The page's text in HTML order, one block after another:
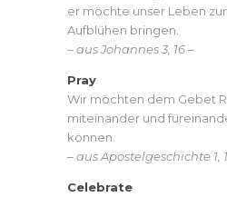
er möchte unser Leben
Aufblühen bringen.
– aus Johannes 3, 16 –
Pray
Wir möchten dem Gebet
miteinander und
können.
– aus Apostelgeschichte 1,
Celebrate